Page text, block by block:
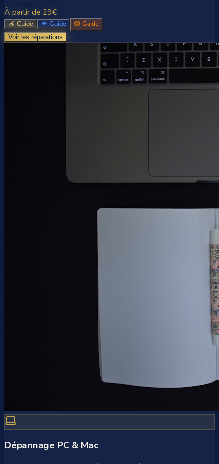
À partir de 29€
🍎 Guide 🔷 Guide
🟡 Guide
Voir les réparations
Dépannage PC & Mac